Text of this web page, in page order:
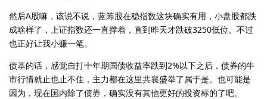
然后A股嘛，该说不说，蓝筹股在稳指数这块确实有用，小盘股都跌
成啥样了，上证指数还一直撑着，直到昨天才跌破3250低位。不过
也正好让我小赚一笔。
债基的话，感觉自打十年期国债收益率跌到2%以下之后，债券的牛
市行情就止也止不住，主力都在这里共襄盛举了属于是。也可能是
因为，现在国内除了债券，确实没有其他更好的投资标的了吧。